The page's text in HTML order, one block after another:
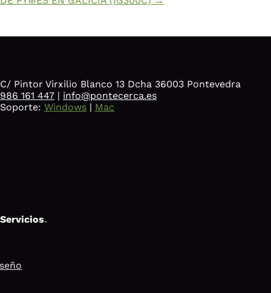
C/ Pintor Virxilio Blanco 13 Dcha 36003 Pontevedra
986 161 447 | info@pontecerca.es
Soporte: Windows | Mac
Servicios.